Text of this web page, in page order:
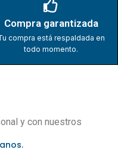
Compra garantizada
compra está respaldada en
todo momento.
y con nuestros